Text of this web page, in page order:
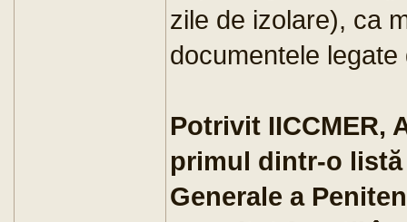
zile de izolare), ca
documentele
Potrivit IICCMER,
primul dintr-o
Generale a